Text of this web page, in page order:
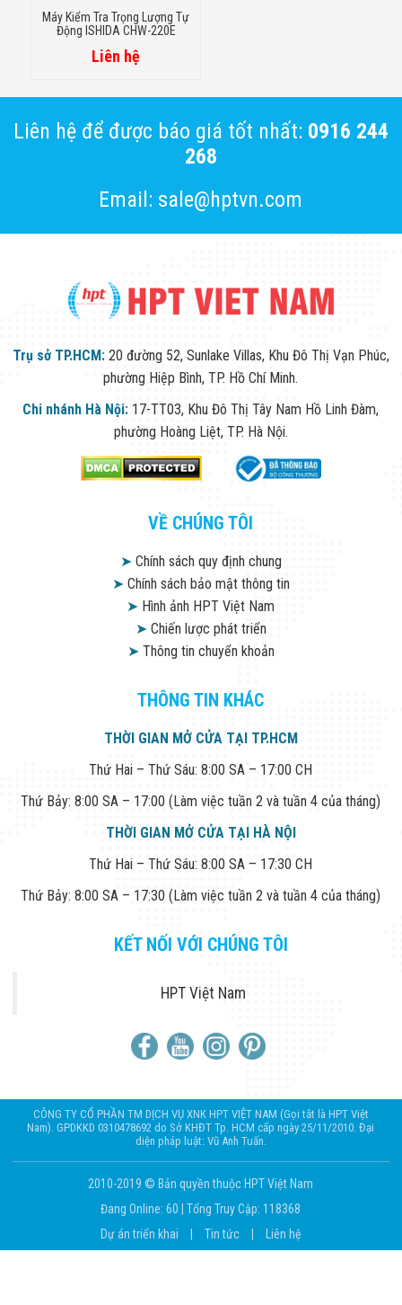
Máy Kiểm Tra Trọng Lượng Tự
Động ISHIDA CHW-220E
Liên hệ
Liên hệ để được báo giá tốt nhất: 0916 244
268
Email: sale@hptvn.com
Trụ sở TP.HCM: 20 đường 52, Sunlake Villas, Khu Đô Thị Vạn Phúc,
phường Hiệp Bình, TP. Hồ Chí Minh.
Chi nhánh Hà Nội: 17-TT03, Khu Đô Thị Tây Nam Hồ Linh Đàm,
phường Hoàng Liệt, TP. Hà Nội.
VỀ CHÚNG TÔI
➤Chính sách quy định chung
➤Chính sách bảo mật thông tin
➤ Hình ảnh HPT Việt Nam
➤Chiến lược phát triển
➤Thông tin chuyển khoản
THÔNG TIN KHÁC
THỜI GIAN MỞ CỬA TẠI TP.HCM
Thứ Hai – Thứ Sáu: 8:00 SA – 17:00 CH
Thứ Bảy: 8:00 SA – 17:00 (Làm việc tuần 2 và tuần 4 của tháng)
THỜI GIAN MỞ CỬA TẠI HÀ NỘI
Thứ Hai – Thứ Sáu: 8:00 SA – 17:30 CH
Thứ Bảy: 8:00 SA – 17:30 (Làm việc tuần 2 và tuần 4 của tháng)
KẾT NỐI VỚI CHÚNG TÔI
HPT Việt Nam
CÔNG TY CỔ PHẦN TM DỊCH VỤ XNK HPT VIỆT NAM (Gọi tắt là HPT Việt
Nam). GPDKKD 0310478692 do Sở KHĐT Tp. HCM cấp ngày 25/11/2010. Đại
diện pháp luật: Vũ Anh Tuấn.
2010-2019 © Bản quyền thuộc HPT Việt Nam
Đang Online: 60 |Tổng Truy Cập: 118368
Dự án triển khai
Tin tức Liên hệ